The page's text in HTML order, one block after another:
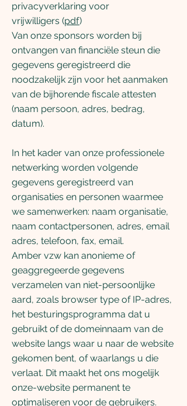
privacyverklaring voor
vrijwilligers (pdf)
Van onze sponsors worden bij
ontvangen van financiële steun die
gegevens geregistreerd die
noodzakelijk zijn voor het aanmaken
van de bijhorende fiscale attesten
(naam persoon, adres, bedrag,
datum).
In het kader van onze professionele
netwerking worden volgende
gegevens geregistreerd van
organisaties en personen waarmee
we samenwerken: naam organisatie,
naam contactpersonen, adres, email
adres, telefoon, fax, email.
Amber vzw kan anonieme of
geaggregeerde gegevens
verzamelen van niet-persoonlijke
aard, zoals browser type of IP-adres,
het besturingsprogramma dat u
gebruikt of de domeinnaam van de
website langs waar u naar de website
gekomen bent, of waarlangs u die
verlaat. Dit maakt het ons mogelijk
onze-website permanent te
optimaliseren voor de gebruikers.